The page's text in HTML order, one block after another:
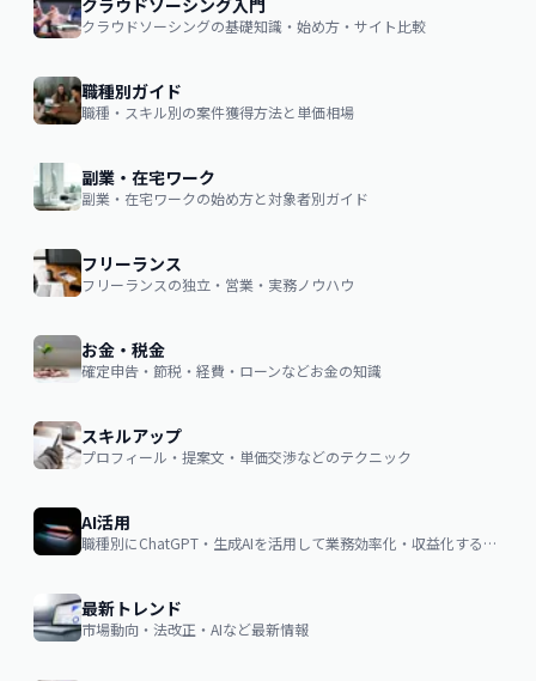
クラウドソーシング入門
クラウドソーシングの基礎知識・始め方・サイト比較
職種別ガイド
職種・スキル別の案件獲得方法と単価相場
副業・在宅ワーク
副業・在宅ワークの始め方と対象者別ガイド
フリーランス
フリーランスの独立・営業・実務ノウハウ
お金・税金
確定申告・節税・経費・ローンなどお金の知識
スキルアップ
プロフィール・提案文・単価交渉などのテクニック
AI活用
職種別にChatGPT・生成AIを活用して業務効率化・収益化するノウハウ
最新トレンド
市場動向・法改正・AIなど最新情報